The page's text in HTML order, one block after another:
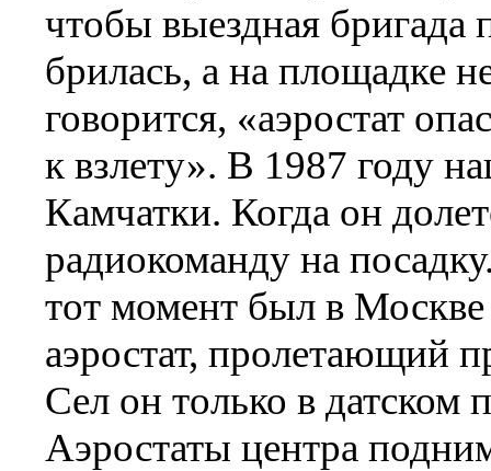
чтобы выездная бригада
брилась, а на площадке
говорится, «аэростат
к взлету». В 1987 году
Камчатки. Когда он
радиокоманду на
тот момент был в
аэростат, пролетающий
Сел он только в датском
Аэростаты центра